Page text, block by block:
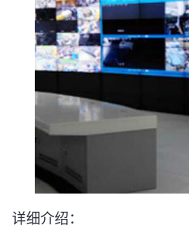
详细介绍：